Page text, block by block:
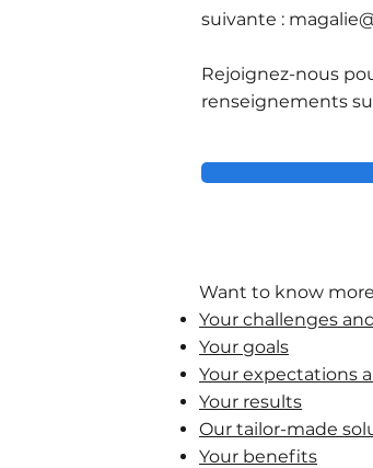
suivante :
Rejoignez-nous
renseignements
Want to know
Your challenges
Your goals
Your expectations
Your results
Our tailor-made
Your benefits